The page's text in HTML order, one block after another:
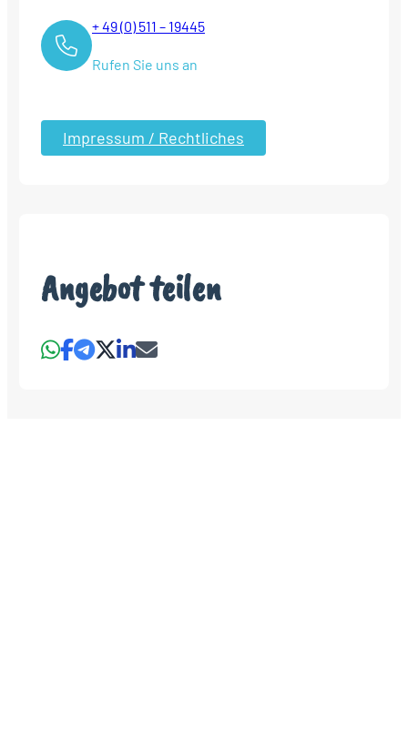
+ 49 (0) 511 – 19445
Rufen Sie uns an
Impressum / Rechtliches
Angebot teilen